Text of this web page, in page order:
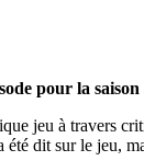
pour la saison
jeu à travers
été dit sur le jeu,